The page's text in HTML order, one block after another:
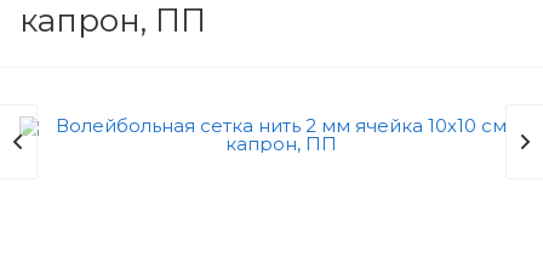
капрон, ПП